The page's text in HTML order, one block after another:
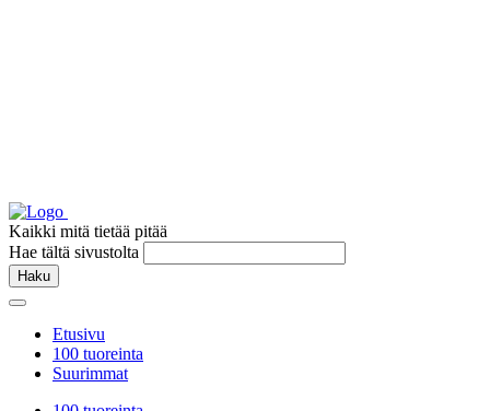
Kaikki mitä tietää pitää
Hae tältä sivustolta
Haku
Etusivu
100 tuoreinta
Suurimmat